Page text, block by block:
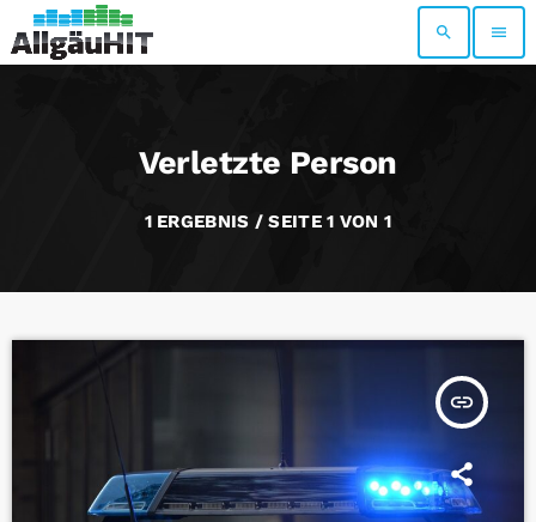
search menu
Verletzte Person
1 ERGEBNIS / SEITE 1 VON 1
insert_link